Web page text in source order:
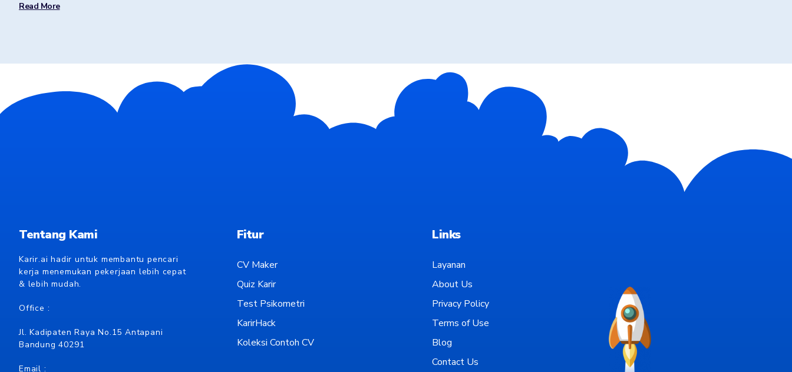
Read More
Tentang Kami
Karir.ai hadir untuk membantu pencari
kerja menemukan pekerjaan lebih cepat
& lebih mudah.
Office :
Jl. Kadipaten Raya No.15 Antapani
Bandung 40291
Email :
Fitur
CV Maker
Quiz Karir
Test Psikometri
KarirHack
Koleksi Contoh CV
Links
Layanan
About Us
Privacy Policy
Terms of Use
Blog
Contact Us